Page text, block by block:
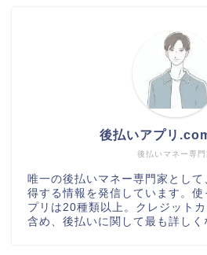
後払いマネー専門
後払いアプリ
唯一の後払いマネー専門家とし
得する情報を発信しています。
プリは20種類以上。クレジット
含め、後払いに関して最も詳しく